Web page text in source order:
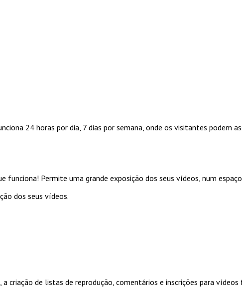
24 horas por dia, 7 dias por semana, onde os visitantes podem
funciona! Permite uma grande exposição dos seus vídeos, num
dos seus vídeos.
criação de listas de reprodução, comentários e inscrições para vídeos